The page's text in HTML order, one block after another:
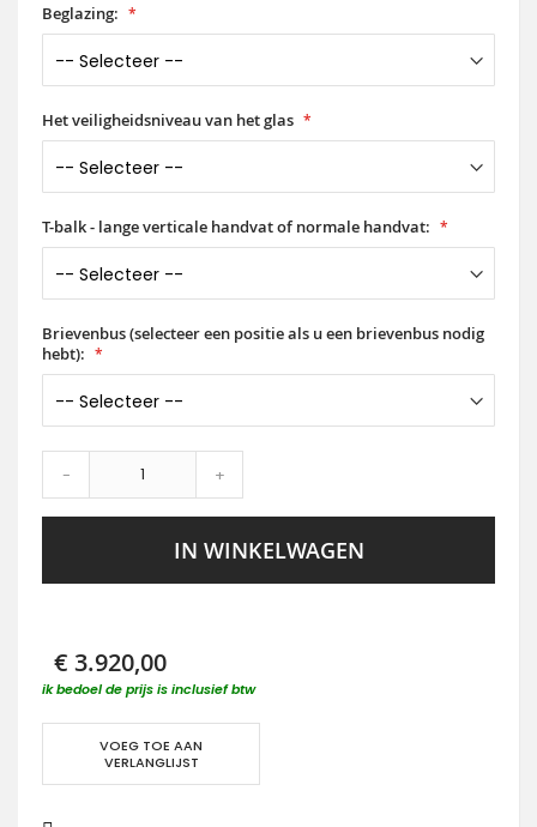
Beglazing:
Het veiligheidsniveau van het glas
T-balk - lange verticale handvat of normale handvat:
Brievenbus (selecteer een positie als u een brievenbus nodig
hebt):
- +
IN WINKELWAGEN
€ 3.920,00
ik bedoel de prijs is inclusief btw
VOEG TOE AAN
VERLANGLIJST